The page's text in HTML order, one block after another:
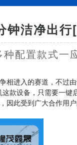
钟洁净出
配置款式一
相进入的赛道，不过
款设备，只需要一键
因此受到广大合作用户